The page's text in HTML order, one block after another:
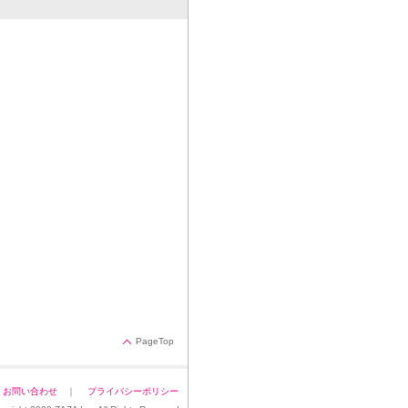
PageTop
お問い合わせ ｜ プライバシーポリシー